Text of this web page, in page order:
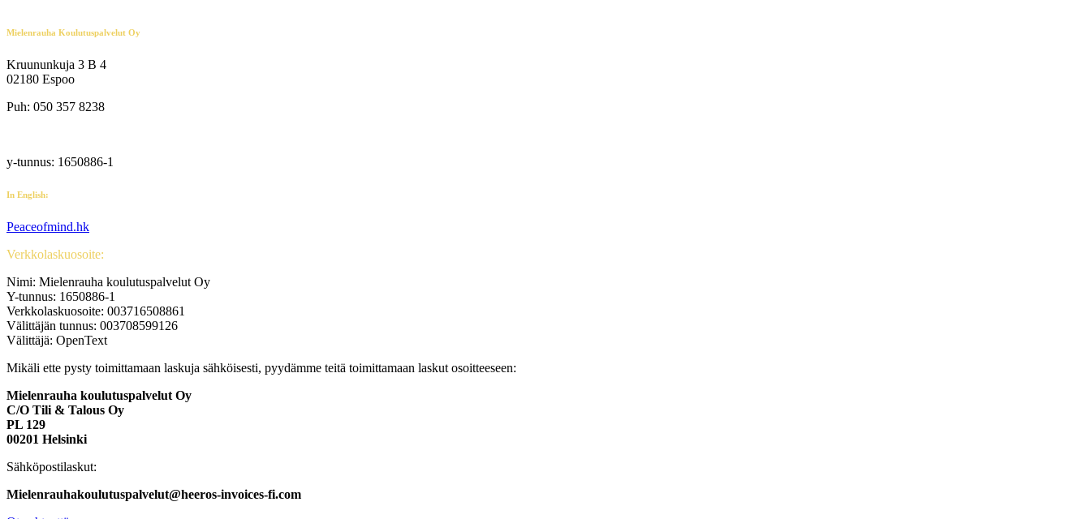
Mielenrauha Koulutuspalvelut Oy
Kruununkuja 3 B 4
02180 Espoo
Puh: 050 357 8238
y-tunnus: 1650886-1
In English:
Peaceofmind.hk
Verkkolaskuosoite:
Nimi: Mielenrauha koulutuspalvelut Oy
Y-tunnus: 1650886-1
Verkkolaskuosoite: 003716508861
Välittäjän tunnus: 003708599126
Välittäjä: OpenText
Mikäli ette pysty toimittamaan laskuja sähköisesti, pyydämme teitä toimittamaan laskut osoitteeseen:
Mielenrauha koulutuspalvelut Oy
C/O Tili & Talous Oy
PL 129
00201 Helsinki
Sähköpostilaskut:
Mielenrauhakoulutuspalvelut@heeros-invoices-fi.com